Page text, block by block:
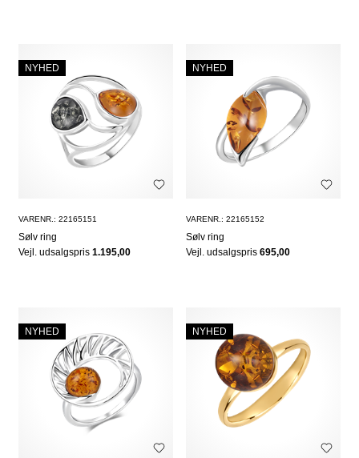
NYHED
VARENR.: 22165151
Sølv ring
Vejl. udsalgspris 1.195,00
NYHED
VARENR.: 22165152
Sølv ring
Vejl. udsalgspris695,00
NYHED NYHED